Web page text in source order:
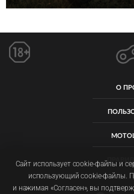
О
Сайт использует cookie-файлы и
использующий cookie-файлы.
и нажимая «Согласен», вы